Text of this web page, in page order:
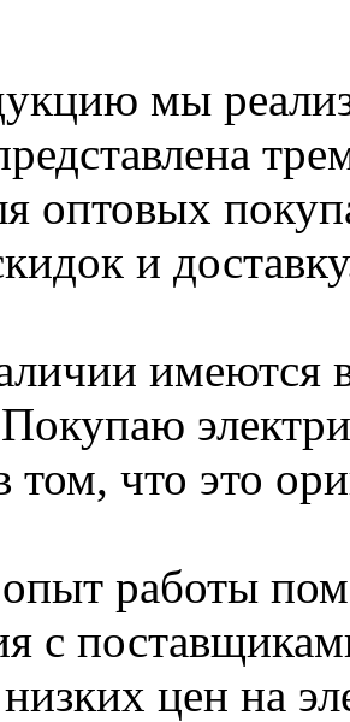
мы
оптовых
и
имеются
Покупаю
том, что это
работы
с
цен на